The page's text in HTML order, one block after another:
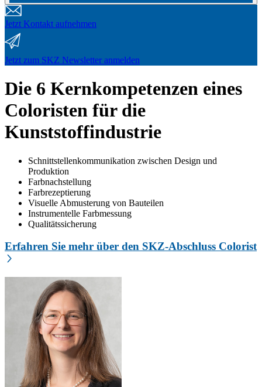
Jetzt Kontakt aufnehmen
Jetzt zum SKZ Newsletter anmelden
Die 6 Kernkompetenzen eines
Coloristen für die
Kunststoffindustrie
Schnittstellenkommunikation zwischen Design und
Produktion
Farbnachstellung
Farbrezeptierung
Visuelle Abmusterung von Bauteilen
Instrumentelle Farbmessung
Qualitätssicherung
Erfahren Sie mehr über den SKZ-Abschluss Colorist